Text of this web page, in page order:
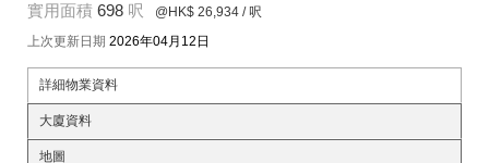
實用面積 698 呎 @HK$ 26,934 / 呎
上次更新日期 2026年04月12日
詳細物業資料
大廈資料
地圖